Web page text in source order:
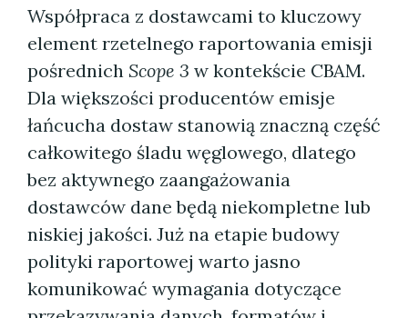
Współpraca z dostawcami to kluczowy
element rzetelnego raportowania emisji
pośrednich Scope 3 w kontekście CBAM.
Dla większości producentów emisje
łańcucha dostaw stanowią znaczną część
całkowitego śladu węglowego, dlatego
bez aktywnego zaangażowania
dostawców dane będą niekompletne lub
niskiej jakości. Już na etapie budowy
polityki raportowej warto jasno
komunikować wymagania dotyczące